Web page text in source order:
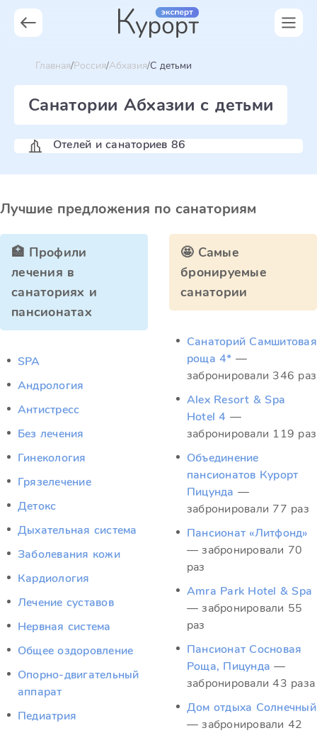
Главная Россия Абхазия С детьми
Санатории Абхазии с детьми
Отелей и санаториев 86
Лучшие предложения по санаториям
🏥 Профили
лечения в
санаториях и
пансионатах
SPA
Андрология
Антистресс
Без лечения
Гинекология
Грязелечение
Детокс
Дыхательная система
Заболевания кожи
Кардиология
Лечение суставов
Нервная система
Общее оздоровление
Опорно-двигательный
аппарат
Педиатрия
🤩 Самые
бронируемые
санатории
Санаторий Самшитовая
роща 4* —
забронировали 346 раз
Alex Resort & Spa
Hotel 4 —
забронировали 119 раз
Объединение
пансионатов Курорт
Пицунда —
забронировали 77 раз
Пансионат «Литфонд»
— забронировали 70
раз
Amra Park Hotel & Spa
— забронировали 55
раз
Пансионат Сосновая
Роща, Пицунда —
забронировали 43 раза
Дом отдыха Солнечный
— забронировали 42